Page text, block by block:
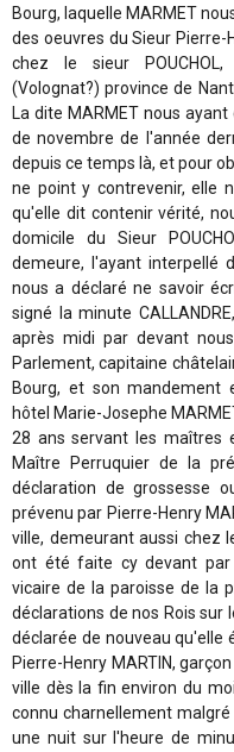
Bourg, laquelle MARMET
des oeuvres du Sieur Pierre-
chez le sieur
(Volognat?) province de
La dite MARMET nous
de novembre de l'année
depuis ce temps là, et pour
ne point y contrevenir, elle
qu'elle dit contenir vérité,
domicile du Sieur
demeure, l'ayant interpellé
nous a déclaré ne savoir
signé la minute
après midi par devant
Parlement, capitaine
Bourg, et son mandement
hôtel Marie-Josephe
28 ans servant les maîtres
Maître Perruquier de la
déclaration de grossesse
prévenu par Pierre-Henry
ville, demeurant aussi chez
ont été faite cy devant par
vicaire de la paroisse de la
déclarations de nos Rois sur
déclarée de nouveau qu'elle
Pierre-Henry MARTIN,
ville dès la fin environ du
connu charnellement
une nuit sur l'heure de